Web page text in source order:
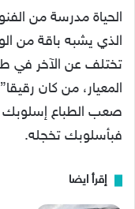
الحياة مدرسة من
الذي يشبه باقة من
تختلف عن الآخر في
المعيار، من كان
صعب الطباع إسلوبك
فبأسلوبك تخجله.
إقرأ ايضا